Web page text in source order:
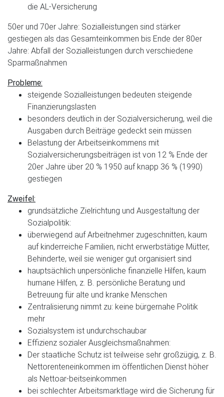
die AL-Versicherung
50er und 70er Jahre: Sozialleistungen sind stärker
gestiegen als das Gesamteinkommen bis Ende der 80er
Jahre: Abfall der Sozialleistungen durch verschiedene
Sparmaßnahmen
Probleme:
steigende Sozialleistungen bedeuten steigende
Finanzierungslasten
besonders deutlich in der Sozialversicherung, weil die
Ausgaben durch Beiträge gedeckt sein müssen
Belastung der Arbeitseinkommens mit
Sozialversicherungsbeiträgen ist von 12 % Ende der
20er Jahre über 20 % 1950 auf knapp 36 % (1990)
gestiegen
Zweifel:
grundsätzliche Zielrichtung und Ausgestaltung der
Sozialpolitik:
überwiegend auf Arbeitnehmer zugeschnitten, kaum
auf kinderreiche Familien, nicht erwerbstätige Mütter,
Behinderte, weil sie weniger gut organisiert sind
hauptsächlich unpersönliche finanzielle Hilfen, kaum
humane Hilfen, z. B. persönliche Beratung und
Betreuung für alte und kranke Menschen
Zentralisierung nimmt zu: keine bürgernahe Politik
mehr
Sozialsystem ist undurchschaubar
Effizienz sozialer Ausgleichsmaßnahmen:
Der staatliche Schutz ist teilweise sehr großzügig, z. B.
Nettorenteneinkommen im öffentlichen Dienst höher
als Nettoar-beitseinkommen
bei schlechter Arbeitsmarktlage wird die Sicherung für